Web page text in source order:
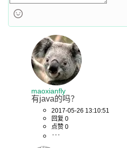
maoxianfly
有java的吗？
2017-05-26 13:10:51
回复 0
点赞 0